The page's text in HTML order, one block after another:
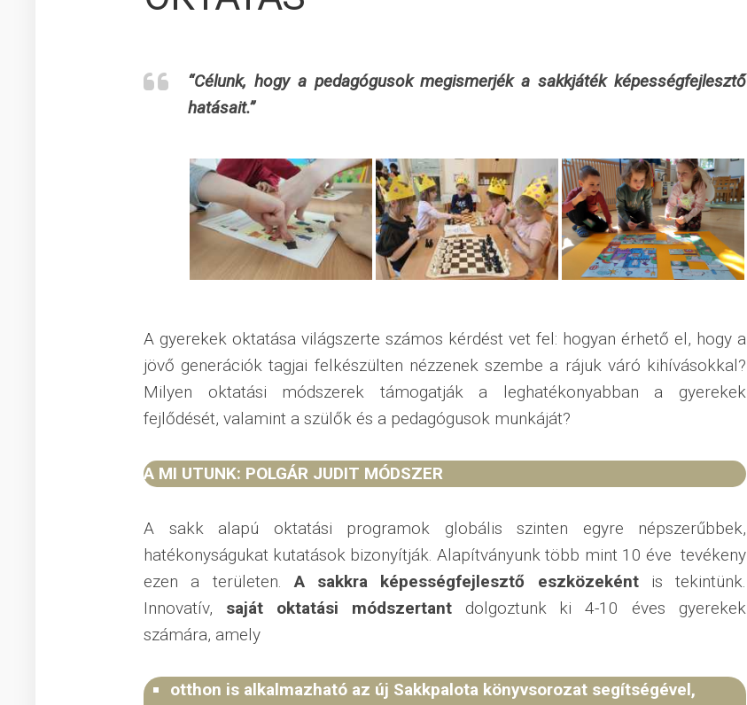
“Célunk, hogy a pedagógusok megismerjék a sakkjáték képességfejlesztő
hatásait.”
A gyerekek oktatása világszerte számos kérdést vet fel: hogyan érhető el, hogy a
jövő generációk tagjai felkészülten nézzenek szembe a rájuk váró kihívásokkal?
Milyen oktatási módszerek támogatják a leghatékonyabban a gyerekek
fejlődését, valamint a szülők és a pedagógusok munkáját?
A MI UTUNK: POLGÁR JUDIT MÓDSZER
A sakk alapú oktatási programok globális szinten egyre népszerűbbek,
hatékonyságukat kutatások bizonyítják. Alapítványunk több mint 10 éve tevékeny
ezen a területen. A sakkra képességfejlesztő eszközekéntis tekintünk.
Innovatív, saját oktatási módszertantdolgoztunk ki 4-10 éves gyerekek
számára, amely
otthon is alkalmazható az új Sakkpalota könyvsorozat segítségével,